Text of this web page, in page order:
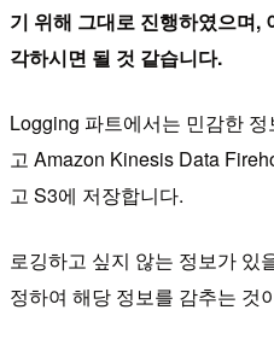
기 위해 그대로 진행하였으며,
각하시면 될 것 같습니다.
Logging 파트에서는 민감한
고 Amazon Kinesis Data
고 S3에 저장합니다.
로깅하고 싶지 않는 정보가 있
정하여 해당 정보를 감추는 것